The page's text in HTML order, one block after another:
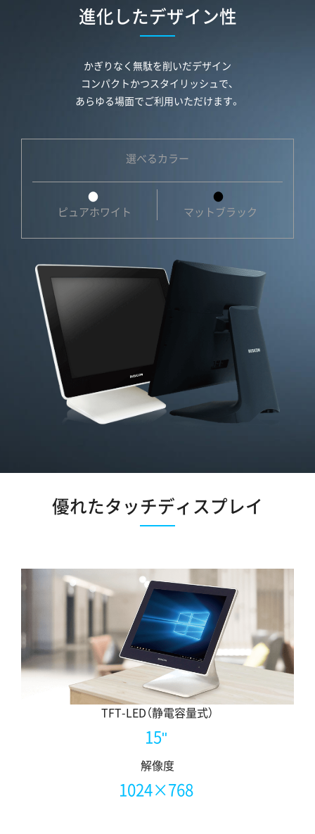
進化したデザイン性
かぎりなく無駄を削いだデザイン
コンパクトかつスタイリッシュで、
あらゆる場面でご利用いただけます。
選べるカラー
●
ピュアホワイト
●
マットブラック
優れたタッチディスプレイ
TFT-LED（静電容量式）
15"
解像度
1024×768